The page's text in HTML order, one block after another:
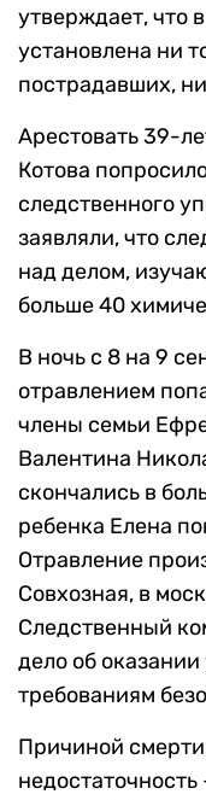
утверждает, что
установлена ни
пострадавших,
Арестовать 39-
Котова
следственного
заявляли, что
над делом,
больше 40
В ночь с 8 на 9
отравлением
члены семьи
Валентина
скончались в
ребенка Елена
Отравление
Совхозная, в
Следственный
дело об
требованиям
Причиной